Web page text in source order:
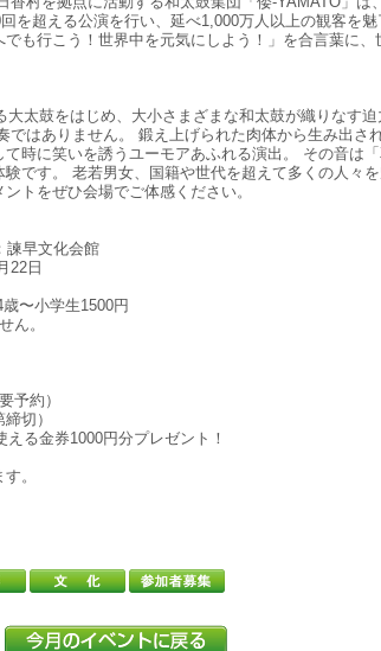
を超える公演を行い、延べ1,000万人以上の観客を魅
も行こう！世界中を元気にしよう！」を合言葉に、
太鼓をはじめ、大小さまざまな和太鼓が織りなす迫
ではありません。 鍛え上げられた肉体から生み出さ
時に笑いを誘うユーモアあふれる演出。 その音は
です。 老若男女、国籍や世代を超えて多くの人々を
トをぜひ会場でご体感ください。
諫早文化会館
22日
〜小学生1500円
ん。
予約）
切）
る金券1000円分プレゼント！
。